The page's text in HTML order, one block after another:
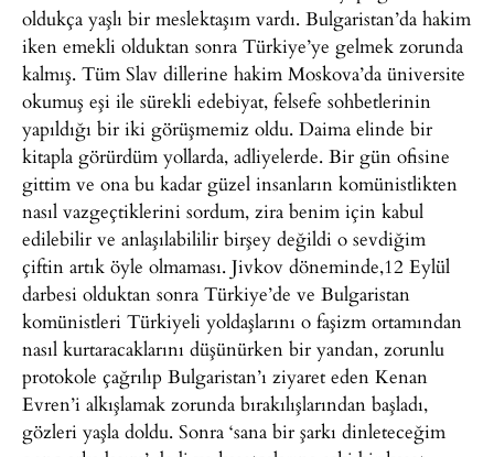
oldukça yaşlı bir meslektaşım vardı. Bulgaristan’da hakim
iken emekli olduktan sonra Türkiye’ye gelmek zorunda
kalmış. Tüm Slav dillerine hakim Moskova’da üniversite
okumuş eşi ile sürekli edebiyat, felsefe sohbetlerinin
yapıldığı bir iki görüşmemiz oldu. Daima elinde bir
kitapla görürdüm yollarda, adliyelerde. Bir gün ofisine
gittim ve ona bu kadar güzel insanların komünistlikten
nasıl vazgeçtiklerini sordum, zira benim için kabul
edilebilir ve anlaşılabililir birşey değildi o sevdiğim
çiftin artık öyle olmaması. Jivkov döneminde,12 Eylül
darbesi olduktan sonra Türkiye’de ve Bulgaristan
komünistleri Türkiyeli yoldaşlarını o faşizm ortamından
nasıl kurtaracaklarını düşünürken bir yandan, zorunlu
protokole çağrılıp Bulgaristan’ı ziyaret eden Kenan
Evren’i alkışlamak zorunda bırakılışlarından başladı,
gözleri yaşla doldu. Sonra ‘sana bir şarkı dinleteceğim